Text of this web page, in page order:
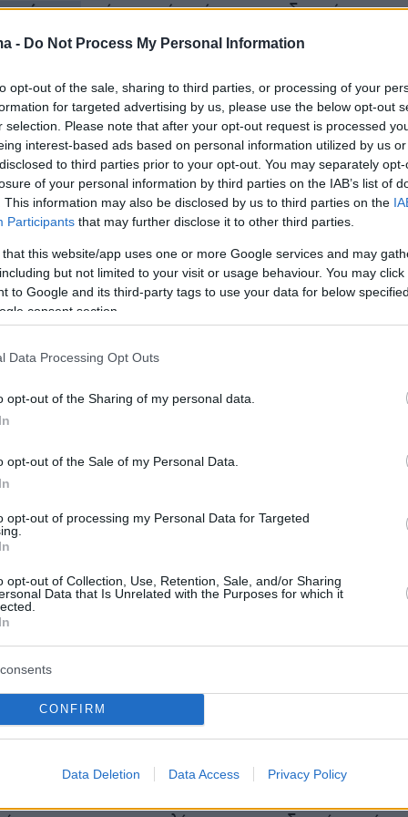
- Do Not Process My Personal Information
opt-out of the sale, sharing to third parties, or processing of your
for targeted advertising by us, please use the below opt-out
selection. Please note that after your opt-out request is processed
interest-based ads based on personal information utilized by us
to third parties prior to your opt-out. You may separately
of your personal information by third parties on the IAB’s list of
This information may also be disclosed by us to third parties on the
Participants that may further disclose it to other third parties.
that this website/app uses one or more Google services and may
but not limited to your visit or usage behaviour. You may
to Google and its third-party tags to use your data for below
consent section.
Data Processing Opt Outs
opt-out of the Sharing of my personal data.
opt-out of the Sale of my Personal Data.
opt-out of processing my Personal Data for Targeted
opt-out of Collection, Use, Retention, Sale, and/or Sharing
Data that Is Unrelated with the Purposes for which it
CONFIRM
Data Deletion Data Access Privacy Policy
της ανέφερε ότι είναι «συνιδρυτής» της
και ισχυρίστηκε ότι πολλοί
υποστήριξε, επίσης, ότι οι
που βγήκαν στις εκλογές της 21ης
αλφαβητικά».
η κυρία Κωνσταντοπούλο τόνισε ότι«η
της «Πλεύσης Ελευθερίας» τρομάζει τα
, ενώ ανάφερε ότι«Είμαστε το
v-ctag6rhmfujd)
το είναι στους πολίτες, εφαρμόζουμε την
υποστήριξε, τέλος, ότι τα άλλα
ακόμη και τα συνθήματα της Πλεύσης
«από το 2019 λέγαμε "δεν
αριστερά, κοιτάμε μπροστά". Ο κ.
καμπάνια λέγοντας "μόνο μπροστά". Από
το "δικαιοσύνη για όλους", ο κ. Τσίπρας
λέγοντας "δικαιοσύνη παντού". Λέμε ότι